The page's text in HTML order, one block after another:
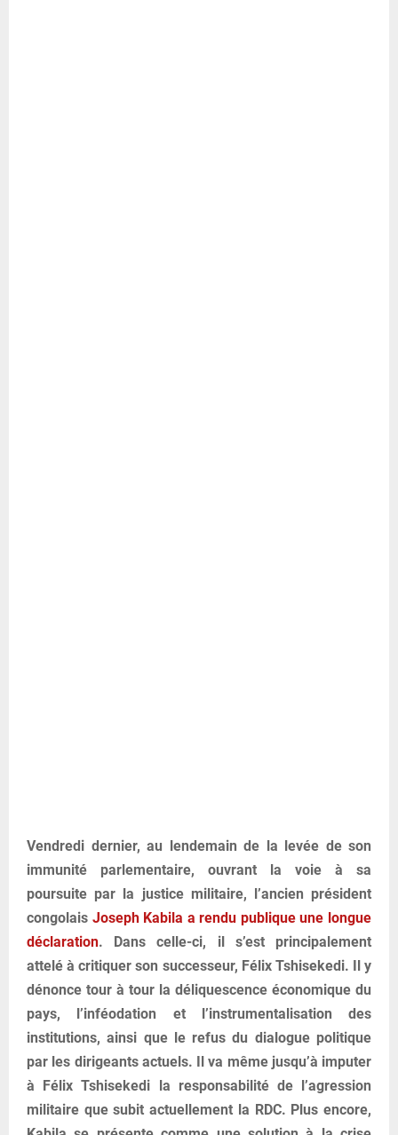
Vendredi dernier, au lendemain de la levée de son
immunité parlementaire, ouvrant la voie à sa
poursuite par la justice militaire, l’ancien président
congolais Joseph Kabila a rendu publique une longue
déclaration. Dans celle-ci, il s’est principalement
attelé à critiquer son successeur, Félix Tshisekedi. Il y
dénonce tour à tour la déliquescence économique du
pays, l’inféodation et l’instrumentalisation des
institutions, ainsi que le refus du dialogue politique
par les dirigeants actuels. Il va même jusqu’à imputer
à Félix Tshisekedi la responsabilité de l’agression
militaire que subit actuellement la RDC. Plus encore,